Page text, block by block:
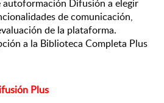
Difusión a elegir
de comunicación,
de la plataforma.
a la Biblioteca Completa Plus
Plus